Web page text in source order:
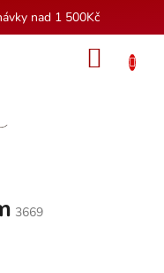
nad 1 500Kč
3669